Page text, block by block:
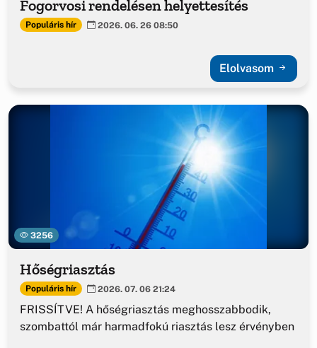
Fogorvosi rendelésen helyettesítés
Populáris hír 2026. 06. 26 08:50
Elolvasom
3256
Hőségriasztás
Populáris hír 2026. 07. 06 21:24
FRISSÍTVE! A hőségriasztás meghosszabbodik,
szombattól már harmadfokú riasztás lesz érvényben